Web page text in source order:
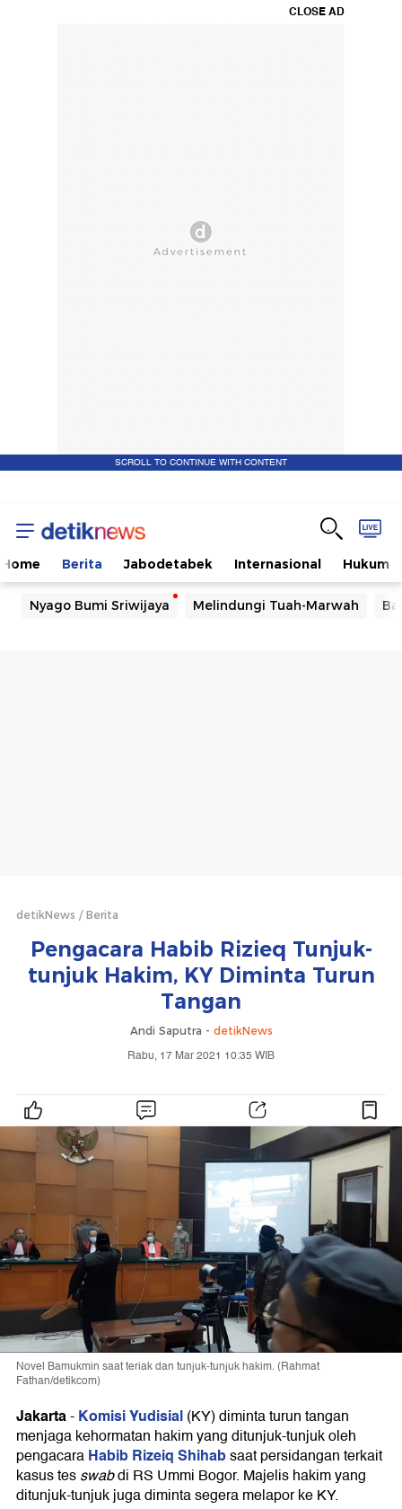
CLOSE AD
SCROLL TO CONTINUE WITH CONTENT
Home Berita Jabodetabek Internasional Hukum
Nyago Bumi Sriwijaya Melindungi Tuah-Marwah
detikNews Berita
Pengacara Habib Rizieq Tunjuk-
tunjuk Hakim, KY Diminta Turun
Tangan
Andi Saputra - detikNews
Rabu, 17 Mar 2021 10:35 WIB
Novel Bamukmin saat teriak dan tunjuk-tunjuk hakim. (Rahmat
Fathan/detikcom)
Jakarta-Komisi Yudisial(KY) diminta turun tangan
menjaga kehormatan hakim yang ditunjuk-tunjuk oleh
pengacaraHabib Rizeiq Shihabsaat persidangan terkait
kasus tesswabdi RS Ummi Bogor. Majelis hakim yang
ditunjuk-tunjuk juga diminta segera melapor ke KY.